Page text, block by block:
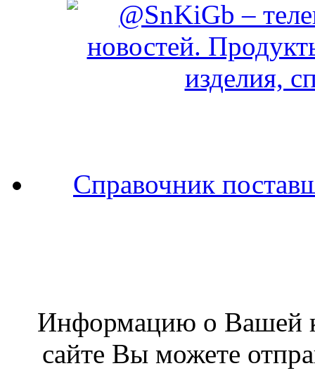
Справочник
Информацию о Вашей
сайте Вы можете